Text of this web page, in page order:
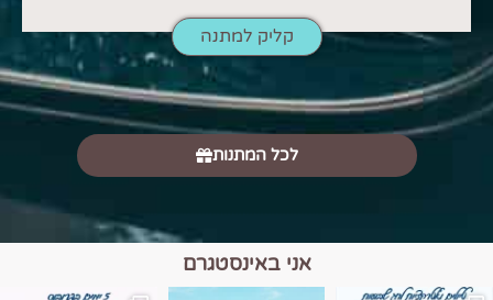
קליק למתנה
לכל המתנות
אני באינסטגרם
הם הגבול 💙🩵